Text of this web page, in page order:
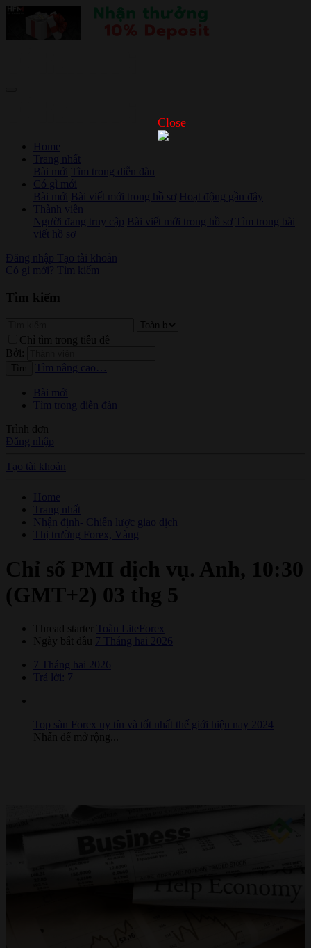
Home
Trang nhất
Bài mới
Tìm trong diễn đàn
Có gì mới
Bài mới Bài viết mới trong hồ sơ Hoạt động gần đây
Thành viên
Người đang truy cập Bài viết mới trong hồ sơ Tìm trong bài
viết hồ sơ
Đăng nhập Tạo tài khoản
Có gì mới? Tìm kiếm
Tìm kiếm
Chỉ tìm trong tiêu đề
Bởi:
Tìm nâng cao…
Bài mới
Tìm trong diễn đàn
Trình đơn
Đăng nhập
Tạo tài khoản
Home
Trang nhất
Nhận định- Chiến lược giao dịch
Thị trường Forex, Vàng
Chỉ số PMI dịch vụ. Anh, 10:30
(GMT+2) 03 thg 5
Thread starter
Toàn LiteForex
Ngày bắt đầu
7 Tháng hai 2026
7 Tháng hai 2026
Trả lời: 7
Top sàn Forex uy tín và tốt nhất thế giới hiện nay 2024
Nhấn để mở rộng...
Close